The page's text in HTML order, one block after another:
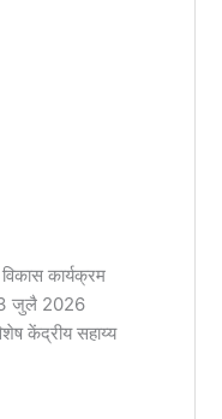
कार्यक्रम
13 जुलै 2026
केंद्रीय सहाय्य